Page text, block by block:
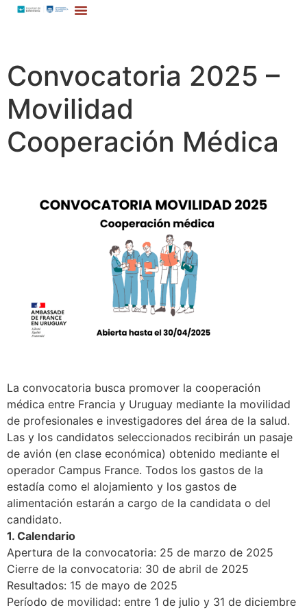
Convocatoria 2025 –
Movilidad
Cooperación Médica
La convocatoria busca promover la cooperación
médica entre Francia y Uruguay mediante la movilidad
de profesionales e investigadores del área de la salud.
Las y los candidatos seleccionados recibirán un pasaje
de avión (en clase económica) obtenido mediante el
operador Campus France. Todos los gastos de la
estadía como el alojamiento y los gastos de
alimentación estarán a cargo de la candidata o del
candidato.
1. Calendario
Apertura de la convocatoria: 25 de marzo de 2025
Cierre de la convocatoria: 30 de abril de 2025
Resultados: 15 de mayo de 2025
Período de movilidad: entre 1 de julio y 31 de diciembre